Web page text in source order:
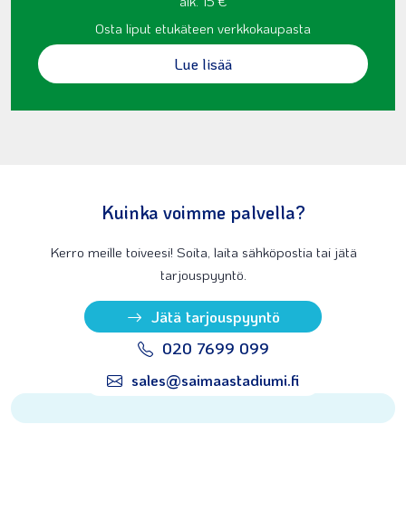
Osta liput etukäteen verkkokaupasta
Lue lisää
Kuinka voimme palvella?
Kerro meille toiveesi! Soita, laita sähköpostia tai jätä
tarjouspyyntö.
Jätä tarjouspyyntö
020 7699 099
sales@saimaastadiumi.fi